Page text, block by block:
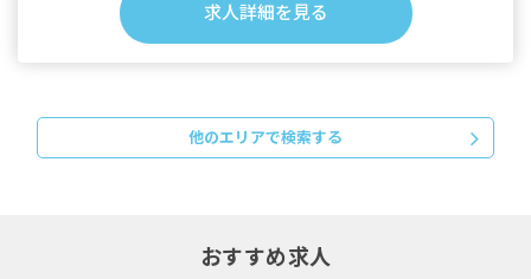
■保育士処遇改善手当（区分2・区分3）
■各市処遇改善手当
■時間外手当
求人詳細を見る
他のエリアで検索する
おすすめ求人